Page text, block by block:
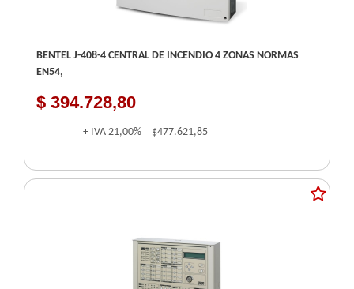
BENTEL J-408-4 CENTRAL DE INCENDIO 4 ZONAS NORMAS
EN54,
$ 394.728,80
+ IVA 21,00% $477.621,85